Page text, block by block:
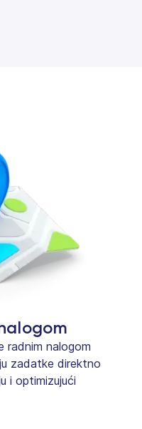
radnim nalogom
zadatke direktno
i optimizujući